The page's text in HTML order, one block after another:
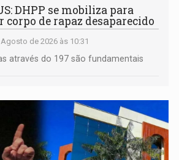
DHPP se mobiliza para
de rapaz desaparecido
de 2026 às 10:31
através do 197 são fundamentais